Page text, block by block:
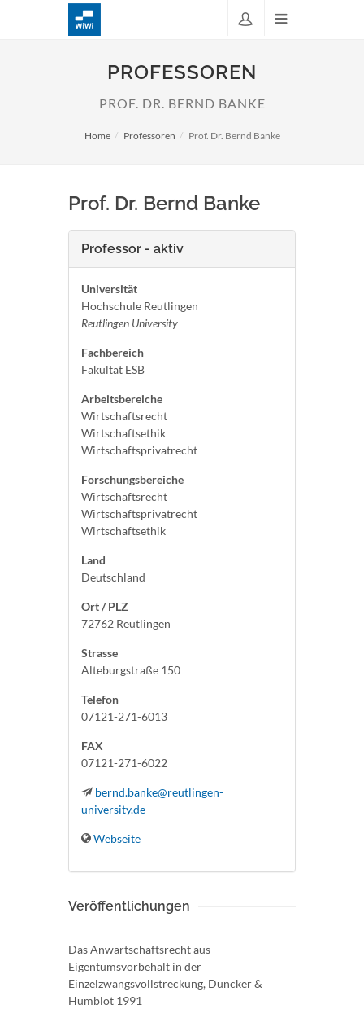
PROFESSOREN
PROF. DR. BERND BANKE
Home Professoren Prof. Dr. Bernd Banke
Prof. Dr. Bernd Banke
Professor - aktiv
Universität
Hochschule Reutlingen
Reutlingen University
Fachbereich
Fakultät ESB
Arbeitsbereiche
Wirtschaftsrecht
Wirtschaftsethik
Wirtschaftsprivatrecht
Forschungsbereiche
Wirtschaftsrecht
Wirtschaftsprivatrecht
Wirtschaftsethik
Land
Deutschland
Ort / PLZ
72762 Reutlingen
Strasse
Alteburgstraße 150
Telefon
07121-271-6013
FAX
07121-271-6022
bernd.banke@reutlingen-
university.de
Webseite
Veröffentlichungen
Das Anwartschaftsrecht aus
Eigentumsvorbehalt in der
Einzelzwangsvollstreckung, Duncker &
Humblot 1991